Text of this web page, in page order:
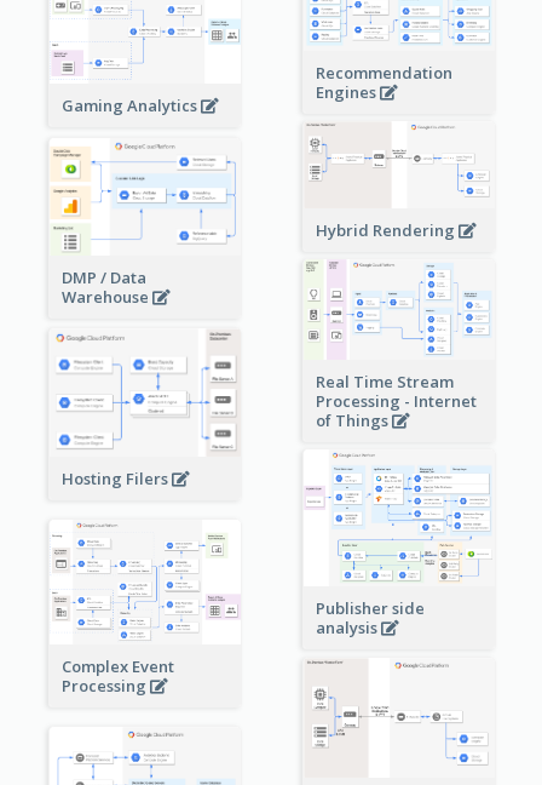
Gaming Analytics
Recommendation
Engines
Hybrid Rendering
DMP / Data
Warehouse
Real Time Stream
Processing - Internet
of Things
Hosting Filers
Publisher side
analysis
Complex Event
Processing